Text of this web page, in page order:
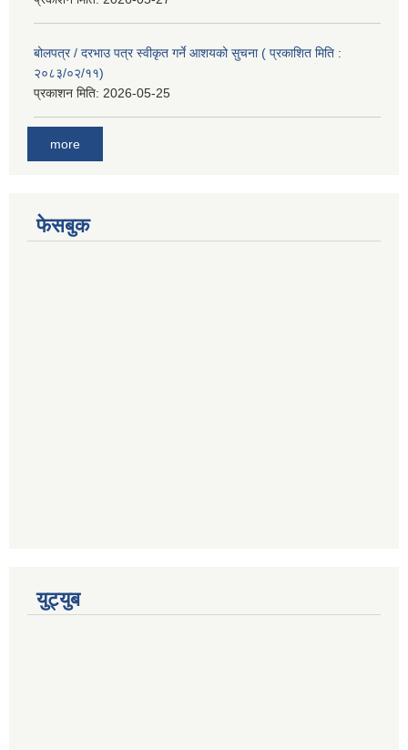
बोलपत्र / दरभाउ पत्र स्वीकृत गर्ने आशयको सुचना ( प्रकाशित मिति :
२०८३/०२/११)
प्रकाशन मिति: 2026-05-25
more
फेसबुक
युट्युब